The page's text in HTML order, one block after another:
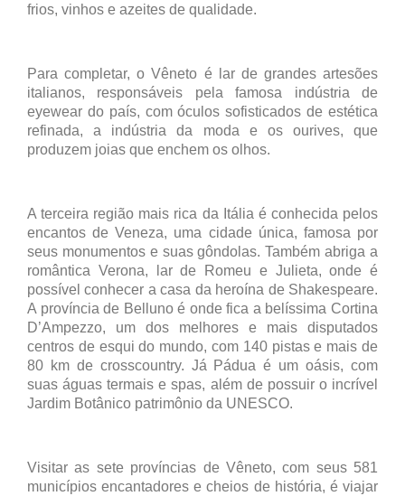
frios, vinhos e azeites de qualidade.
Para completar, o Vêneto é lar de grandes artesões
italianos, responsáveis pela famosa indústria de
eyewear do país, com óculos sofisticados de estética
refinada, a indústria da moda e os ourives, que
produzem joias que enchem os olhos.
A terceira região mais rica da Itália é conhecida pelos
encantos de Veneza, uma cidade única, famosa por
seus monumentos e suas gôndolas. Também abriga a
romântica Verona, lar de Romeu e Julieta, onde é
possível conhecer a casa da heroína de Shakespeare.
A província de Belluno é onde fica a belíssima Cortina
D’Ampezzo, um dos melhores e mais disputados
centros de esqui do mundo, com 140 pistas e mais de
80 km de crosscountry. Já Pádua é um oásis, com
suas águas termais e spas, além de possuir o incrível
Jardim Botânico patrimônio da UNESCO.
Visitar as sete províncias de Vêneto, com seus 581
municípios encantadores e cheios de história, é viajar